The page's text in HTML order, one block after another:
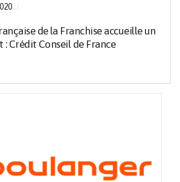
de la Franchise accueille un
Crédit Conseil de France